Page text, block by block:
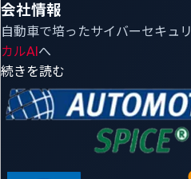
会社情報
自動車で培ったサイバーセキュ
カルAIへ
続きを読む